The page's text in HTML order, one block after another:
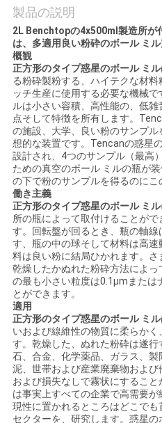
連
絡
し
な
さ
い
ニ
ュ
ー
ス
BLOG
引
製品の説明
2L Benchtopの4x500ml製造所が
は、多適用良い粉砕のボール ミ
概観
正方形のタイプ惑星のボール ミ
る粉砕製粉する、ハイテクな材
ッチ生産に使用する必要な機械
ルは小さい容積、高性能の、低
点そして特徴を所有します。
の施設、大学、良い粉のサンプ
想的な装置です。Tencanの惑星
設計され、4つのサンプル（最高
ための真空のボール ミルの瓶が
の下で粉のサンプルを得るのにこ
働き主義
正方形のタイプ惑星のボール ミ
所の瓶によって取付けることが
す。回転盤が回るとき、瓶の軸
す、瓶の中の球そして材料は高
料は良い粉に結局ひかれます。
乾燥したかぬれた粉砕方法によ
の最も小さい粒度は0.1μmまたは
とができます。
適用
正方形のタイプ惑星のボール ミ
いおよび線維性の物質に柔らか
す。乾燥した、ぬれた粉砕は遂
石、合金、化学薬品、ガラス、
泥、世帯および産業廃棄物およ
および損失なしで霧状にするこ
は事実上すべての企業で高需要
現性に置かれるところはどこで
セクターを、研究します。惑星